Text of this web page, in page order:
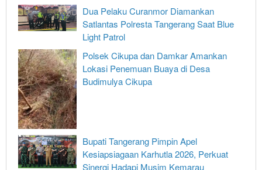
Dua Pelaku Curanmor Diamankan
Satlantas Polresta Tangerang Saat Blue
Light Patrol
Polsek Cikupa dan Damkar Amankan
Lokasi Penemuan Buaya di Desa
Budimulya Cikupa
Bupati Tangerang Pimpin Apel
Kesiapsiagaan Karhutla 2026, Perkuat
Sinergi Hadapi Musim Kemarau